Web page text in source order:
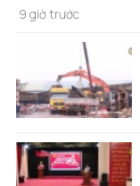
9 giờ trước